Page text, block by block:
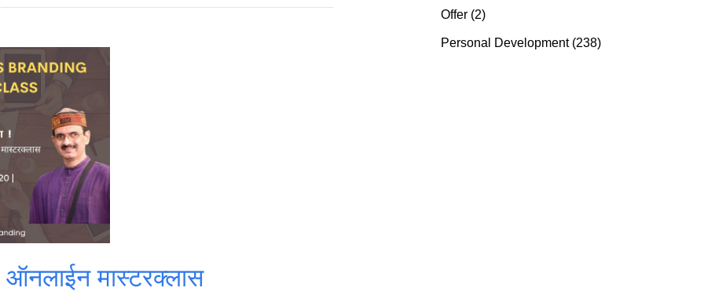
ऑनलाईन मास्टरक्लास
Offer (2)
Personal Development (238)